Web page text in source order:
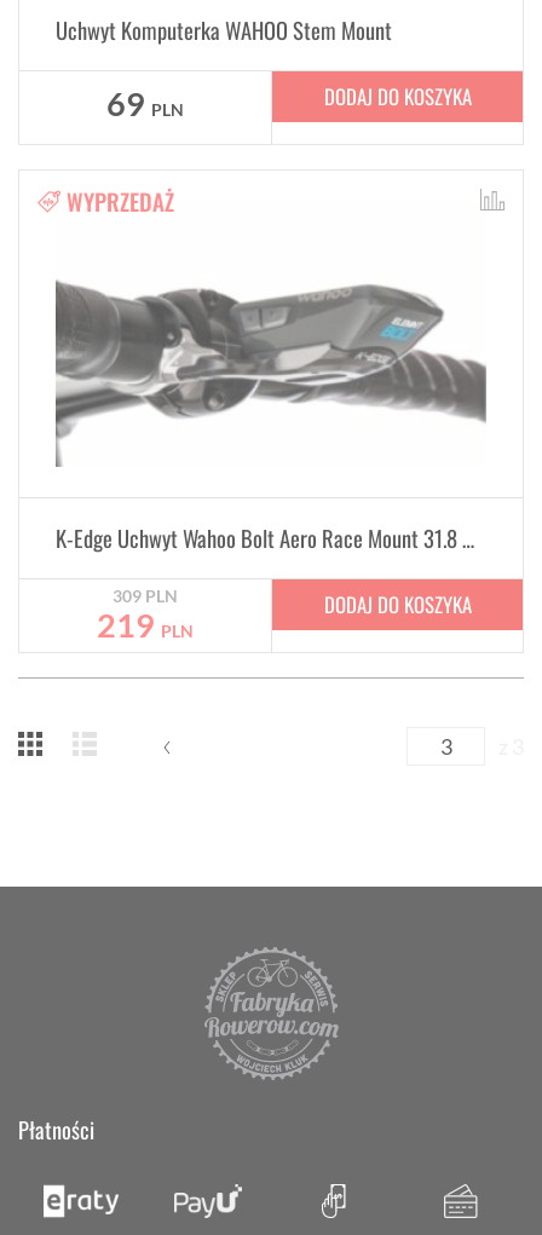
Uchwyt Komputerka WAHOO Stem Mount
69 PLN DODAJ DO KOSZYKA
WYPRZEDAŻ
K-Edge Uchwyt Wahoo Bolt Aero Race Mount 31.8 mm
309 PLN
219 PLN
DODAJ DO KOSZYKA
Płatności